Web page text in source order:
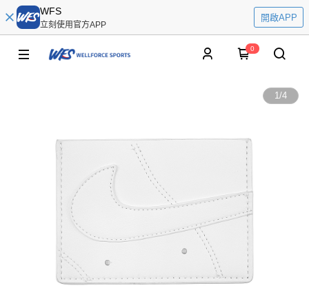
WFS
立刻使用官方APP
開啟APP
0
1/4